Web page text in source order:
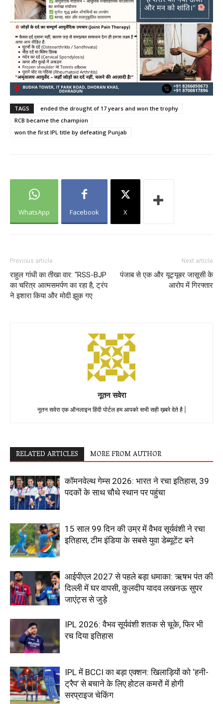
TAGS
ended the drought of 17 years and won the trophy
RCB became the champion
won the first IPL title by defeating Punjab
WhatsApp Facebook X
Previous article
राहुल गांधी का तीखा वार: “RSS-BJP
का चरित्र आत्मसमर्पण का रहा है, ट्रंप
ने इशारा किया और मोदी झुक गए
Next article
पंजाब से एक और यूट्यूबर जासूसी के
आरोप में गिरफ्तार
नूतन सवेरा
नूतन सवेरा एक ऑनलाइन हिंदी पोर्टल हम आपको सभी सही ख़बरे देते है |
RELATED ARTICLES MORE FROM AUTHOR
कॉमनवेल्थ गेम्स 2026: भारत ने रचा इतिहास, 39
पदकों के साथ चौथे स्थान पर पहुंचा
15 साल 99 दिन की उम्र में वैभव सूर्यवंशी ने रचा
इतिहास, टीम इंडिया के सबसे युवा डेब्यूटेंट बने
आईपीएल 2027 से पहले बड़ा धमाका: ऋषभ पंत की
दिल्ली में घर वापसी, कुलदीप यादव लखनऊ सुपर
जाएंट्स से जुड़े
IPL 2026: वैभव सूर्यवंशी शतक से चूके, फिर भी
रच दिया इतिहास
IPL में BCCI का बड़ा एक्शन: खिलाड़ियों को ‘हनी-
ट्रैप’ से बचाने के लिए होटल कमरों में होगी
सरप्राइज चेकिंग